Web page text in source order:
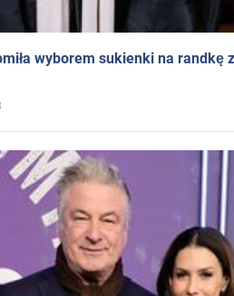
wyborem sukienki na randkę